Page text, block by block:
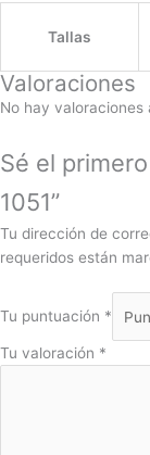
Tallas
Valoraciones
No hay valoraciones
Sé el
1051”
Tu dirección de
requeridos están
Tu puntuación *
Tu valoración *